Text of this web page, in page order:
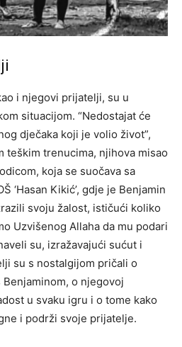
i njegovi prijatelji, su u
situacijom. “Nedostajat će
dječaka koji je volio život”,
teškim trenucima, njihova misao
koja se suočava sa
‘Hasan Kikić’, gdje je Benjamin
svoju žalost, ističući koliko
Uzvišenog Allaha da mu podari
su, izražavajući sućut i
su s nostalgijom pričali o
o njegovoj
u svaku igru i o tome kako
i podrži svoje prijatelje.